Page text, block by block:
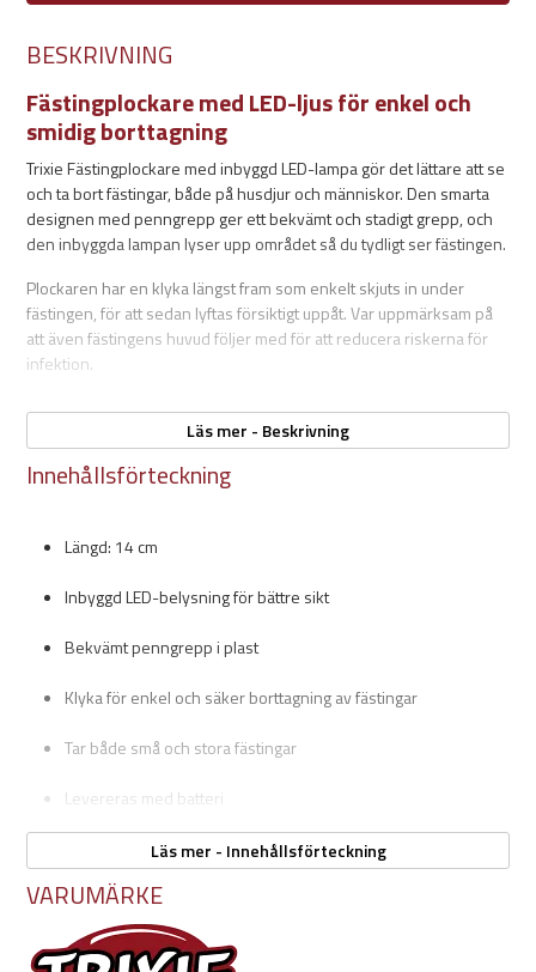
BESKRIVNING
Fästingplockare med LED-ljus för enkel och
smidig borttagning
Trixie Fästingplockare med inbyggd LED-lampa gör det lättare att se
och ta bort fästingar, både på husdjur och människor. Den smarta
designen med penngrepp ger ett bekvämt och stadigt grepp, och
den inbyggda lampan lyser upp området så du tydligt ser fästingen.
Plockaren har en klyka längst fram som enkelt skjuts in under
fästingen, för att sedan lyftas försiktigt uppåt. Var uppmärksam på
att även fästingens huvud följer med för att reducera riskerna för
infektion.
Egenskaper:
Underlättar borttagning av fästingar på både djur och
Inbyggd LED-belysning ger tydlig sikt vid plockning
Kan användas för både små och stora fästingar
Läs mer - Beskrivning
Innehållsförteckning
Längd: 14 cm
Inbyggd LED-belysning för bättre sikt
Bekvämt penngrepp i plast
Klyka för enkel och säker borttagning av fästingar
Tar både små och stora fästingar
Levereras med batteri
Säljs i mixade färgerLäs mer - Innehållsförteckning
VARUMÄRKE